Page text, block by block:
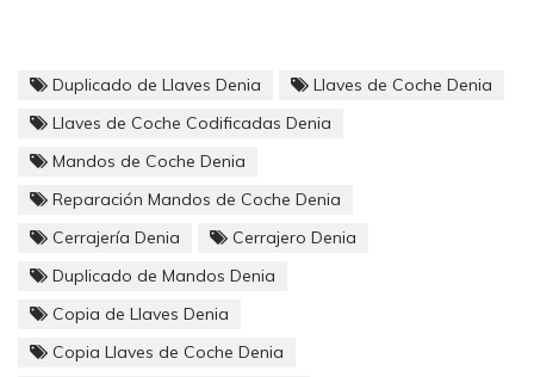
Duplicado de Llaves Denia
Llaves de Coche Denia
Llaves de Coche Codificadas Denia
Mandos de Coche Denia
Reparación Mandos de Coche Denia
Cerrajería Denia
Cerrajero Denia
Duplicado de Mandos Denia
Copia de Llaves Denia
Copia Llaves de Coche Denia